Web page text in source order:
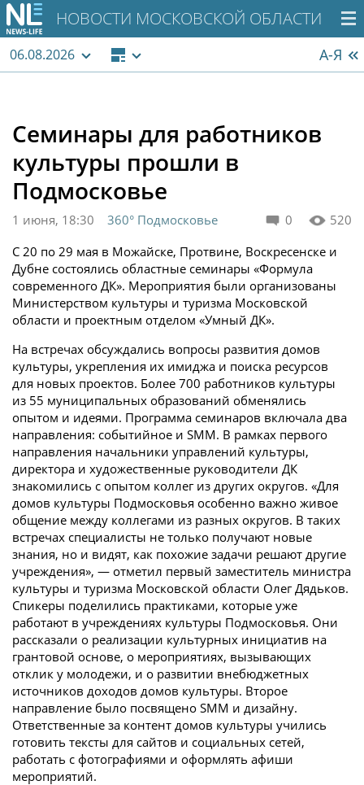
НОВОСТИ МОСКОВСКОЙ ОБЛАСТИ
06.08.2026 А-Я
Семинары для работников
культуры прошли в
Подмосковье
0 520
1 июня, 18:30
360° Подмосковье
С 20 по 29 мая в Можайске, Протвине, Воскресенске и
Дубне состоялись областные семинары «Формула
современного ДК». Мероприятия были организованы
Министерством культуры и туризма Московской
области и проектным отделом «Умный ДК».
На встречах обсуждались вопросы развития домов
культуры, укрепления их имиджа и поиска ресурсов
для новых проектов. Более 700 работников культуры
из 55 муниципальных образований обменялись
опытом и идеями. Программа семинаров включала два
направления: событийное и SMM. В рамках первого
направления начальники управлений культуры,
директора и художественные руководители ДК
знакомились с опытом коллег из других округов. «Для
домов культуры Подмосковья особенно важно живое
общение между коллегами из разных округов. В таких
встречах специалисты не только получают новые
знания, но и видят, как похожие задачи решают другие
учреждения», — отметил первый заместитель министра
культуры и туризма Московской области Олег Дядьков.
Спикеры поделились практиками, которые уже
работают в учреждениях культуры Подмосковья. Они
рассказали о реализации культурных инициатив на
грантовой основе, о мероприятиях, вызывающих
отклик у молодежи, и о развитии внебюджетных
источников доходов домов культуры. Второе
направление было посвящено SMM и дизайну.
Ответственные за контент домов культуры учились
готовить тексты для сайтов и социальных сетей,
работать с фотографиями и оформлять афиши
мероприятий.